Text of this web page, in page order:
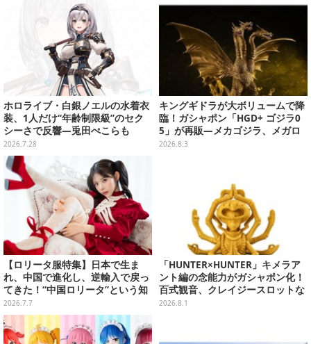
ホロライブ・白銀ノエルの水着衣
装、1人だけ“年齢制限級”のセク
シーさで反響―兎田ぺこらも
「こ、こんなことが許されていい
のか？」と興奮隠せず
2026.7.28
キングギドラが大ボリュームで降
臨！ガシャポン「HGD+ ゴジラ0
5」が再販―メカゴジラ、メガロ
なども揃った全4種
2026.8.3
【ロリータ服特集】日本で生ま
れ、中国で進化し、逆輸入で戻っ
てきた！“中国ロリータ”という知
られざる巨大カルチャーの今を取
材【写真22枚】
2026.7.7
「HUNTER×HUNTER」キメラア
ント編の念能力がガシャポン化！
百式観音、クレイジースロットな
ど5種類を台座付きでリッチに表
2026.8.1